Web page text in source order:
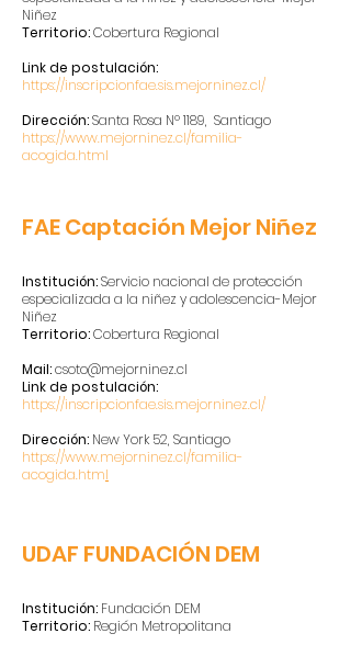
Niñez
Territorio:Cobertura Regional
Link de postulación:
https://inscripcionfae.sis.mejorninez.cl/
Dirección:Santa Rosa Nº 1189, Santiago
https://www.mejorninez.cl/familia-
acogida.html
FAE Captación Mejor Niñez
Institución:Servicio nacional de protección
especializada a la niñez y adolescencia-Mejor
Niñez
Territorio:Cobertura Regional
Mail:csoto@mejorninez.cl
Link de postulación:
https://inscripcionfae.sis.mejorninez.cl/
Dirección: New York 52, Santiago
https://www.mejorninez.cl/familia-
acogida.html
​​UDAF FUNDACIÓN DEM
Institución: Fundación DEM
Territorio: Región Metropolitana